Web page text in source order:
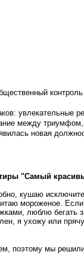
увлекательные
между
новая
"Самый
кушаю
мороженое.
люблю бегать
я ухожу или
поэтому мы